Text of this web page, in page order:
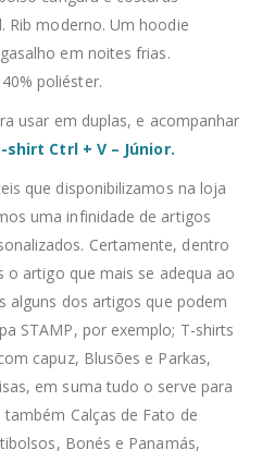
Rib moderno. Um hoodie
em noites frias.
poliéster.
usar em duplas, e acompanhar
shirt Ctrl + V – Júnior.
que disponibilizamos na loja
uma infinidade de artigos
Certamente, dentro
artigo que mais se adequa ao
alguns dos artigos que podem
STAMP, por exemplo; T-shirts
capuz, Blusões e Parkas,
em suma tudo o serve para
Calças de Fato de
Bonés e Panamás,